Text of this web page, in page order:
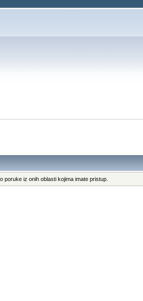
iz onih oblasti kojima imate pristup.